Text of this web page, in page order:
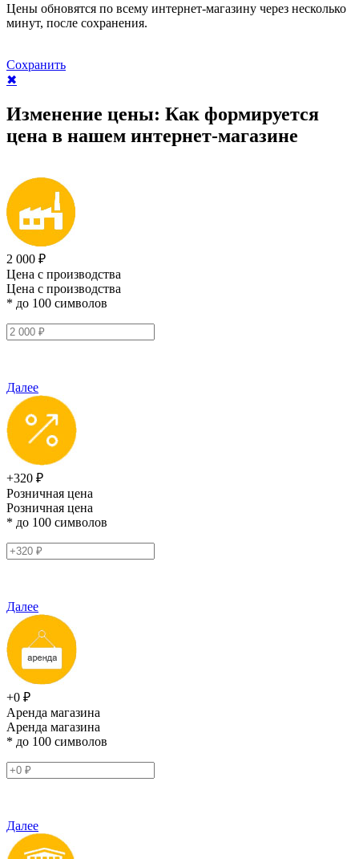
Цены обновятся по всему интернет-магазину через несколько
минут, после сохранения.
Сохранить
✖
Изменение цены: Как формируется
цена в нашем интернет-магазине
2 000 ₽
Цена с производства
Цена с производства
* до 100 символов
Далее
+320 ₽
Розничная цена
Розничная цена
* до 100 символов
Далее
+0 ₽
Аренда магазина
Аренда магазина
* до 100 символов
Далее